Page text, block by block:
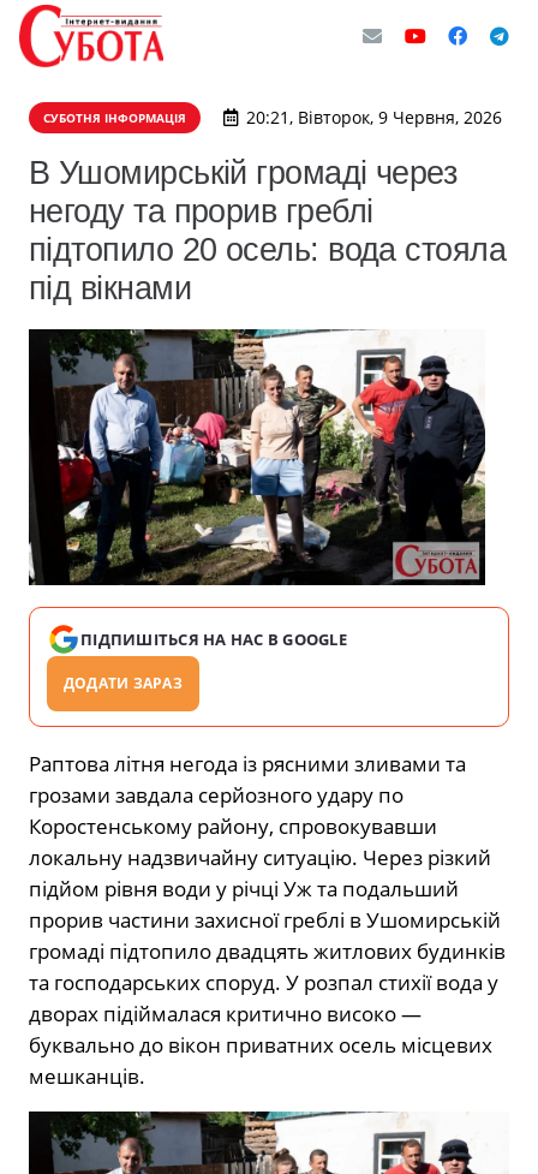
СУБОТНЯ ІНФОРМАЦІЯ 20:21, Вівторок, 9 Червня, 2026
В Ушомирській громаді через
негоду та прорив греблі
підтопило 20 осель: вода стояла
під вікнами
ПІДПИШІТЬСЯ НА НАС В GOOGLE
ДОДАТИ ЗАРАЗ
Раптова літня негода із рясними зливами та
грозами завдала серйозного удару по
Коростенському району, спровокувавши
локальну надзвичайну ситуацію. Через різкий
підйом рівня води у річці Уж та подальший
прорив частини захисної греблі в Ушомирській
громаді підтопило двадцять житлових будинків
та господарських споруд. У розпал стихії вода у
дворах підіймалася критично високо —
буквально до вікон приватних осель місцевих
мешканців.